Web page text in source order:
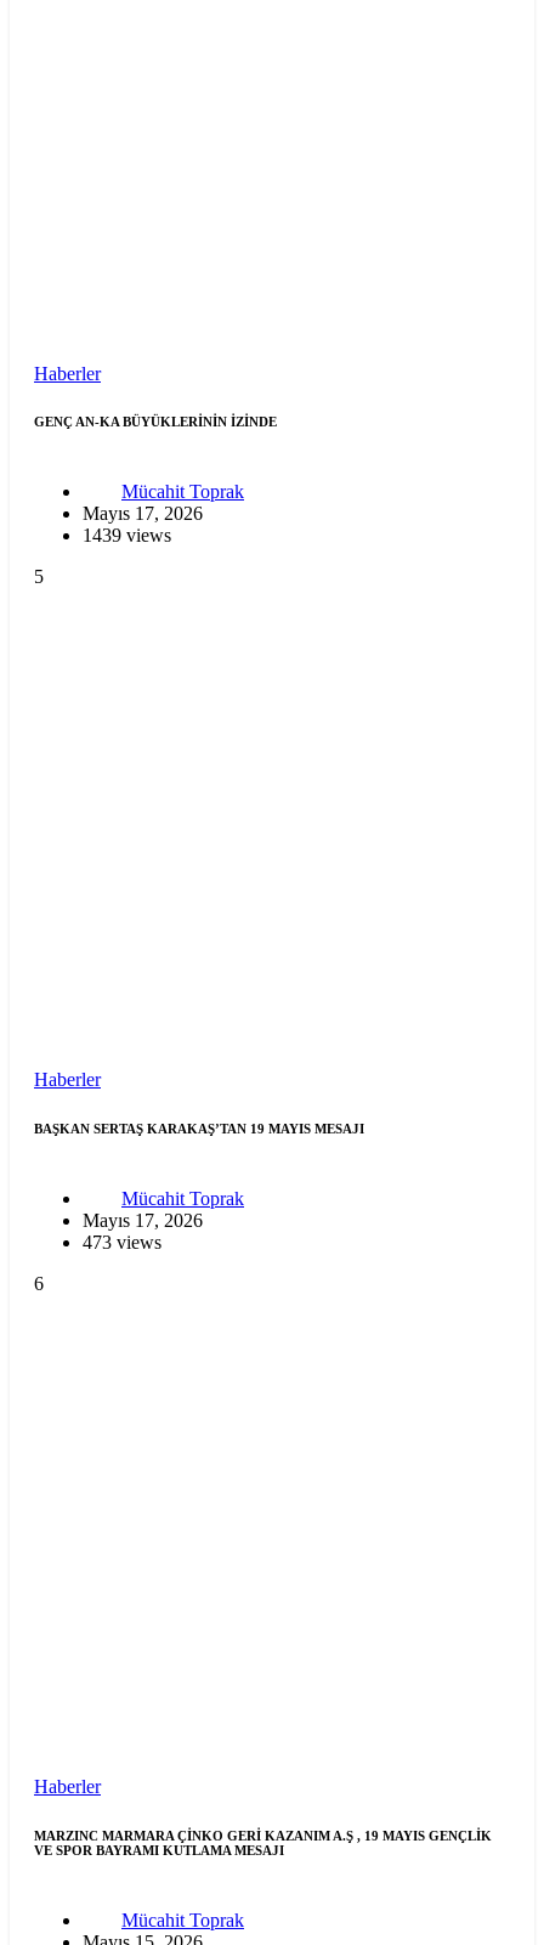
Haberler
GENÇ AN-KA BÜYÜKLERİNİN İZİNDE
Mücahit Toprak
Mayıs 17, 2026
1439 views
5
Haberler
BAŞKAN SERTAŞ KARAKAŞ’TAN 19 MAYIS MESAJI
Mücahit Toprak
Mayıs 17, 2026
473 views
6
Haberler
MARZINC MARMARA ÇİNKO GERİ KAZANIM A.Ş , 19 MAYIS GENÇLİK
VE SPOR BAYRAMI KUTLAMA MESAJI
Mücahit Toprak